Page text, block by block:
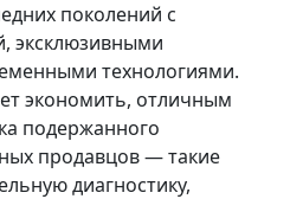
поколений с
эксклюзивными
технологиями.
экономить, отличным
подержанного
продавцов — такие
диагностику,